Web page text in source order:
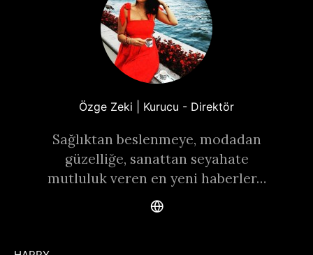
Özge Zeki | Kurucu - Direktör
Sağlıktan beslenmeye, modadan
güzelliğe, sanattan seyahate
mutluluk veren en yeni haberler…